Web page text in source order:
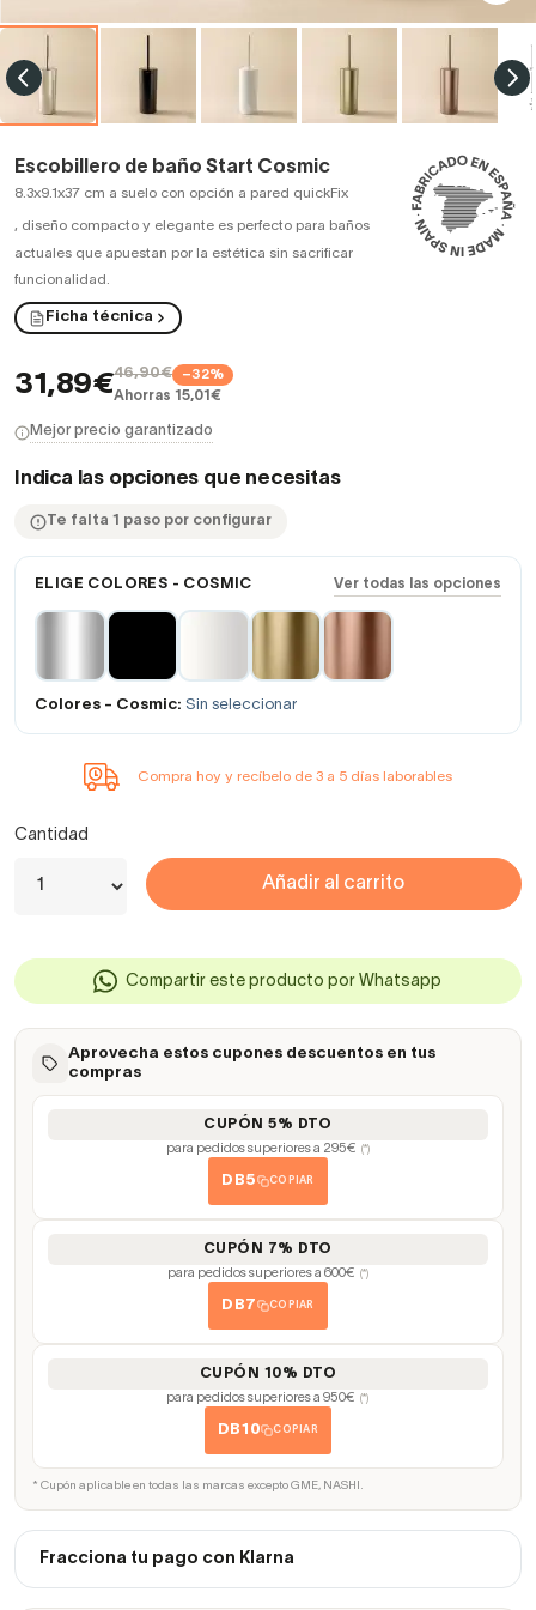
Escobillero de baño Start Cosmic
8.3x9.1x37 cm a suelo con opción a pared quickFix
, diseño compacto y elegante es perfecto para baños
actuales que apuestan por la estética sin sacrificar
funcionalidad.
Ficha técnica
31,89€46,90€ −32%
Ahorras 15,01€
Mejor precio garantizado
Indica las opciones que necesitas
Te falta 1 paso por configurar
ELIGE COLORES - COSMIC Ver todas las opciones
Colores - Cosmic: Sin seleccionar
Compra hoy y recíbelo de 3 a 5 días laborables
Cantidad
Añadir al carrito
Compartir este producto por Whatsapp
Aprovecha estos cupones descuentos en tus
compras
CUPÓN 5% DTO
para pedidos superiores a 295€ (*)
DB5 COPIAR
CUPÓN 7% DTO
para pedidos superiores a 600€ (*)
DB7 COPIAR
CUPÓN 10% DTO
para pedidos superiores a 950€ (*)
DB10 COPIAR
* Cupón aplicable en todas las marcas excepto GME, NASHI.
Fracciona tu pago con Klarna